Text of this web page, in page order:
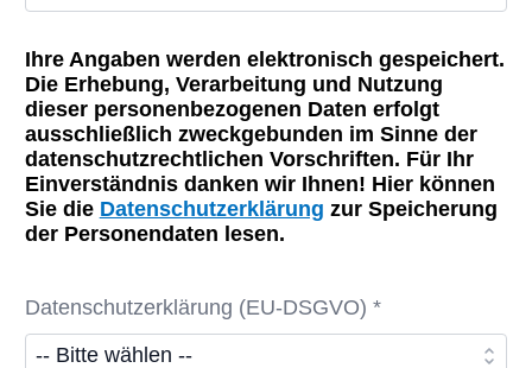
Ihre Angaben werden elektronisch gespeichert.
Die Erhebung, Verarbeitung und Nutzung
dieser personenbezogenen Daten erfolgt
ausschließlich zweckgebunden im Sinne der
datenschutzrechtlichen Vorschriften. Für Ihr
Einverständnis danken wir Ihnen! Hier können
Sie die Datenschutzerklärung zur Speicherung
der Personendaten lesen.
Datenschutzerklärung (EU-DSGVO) *